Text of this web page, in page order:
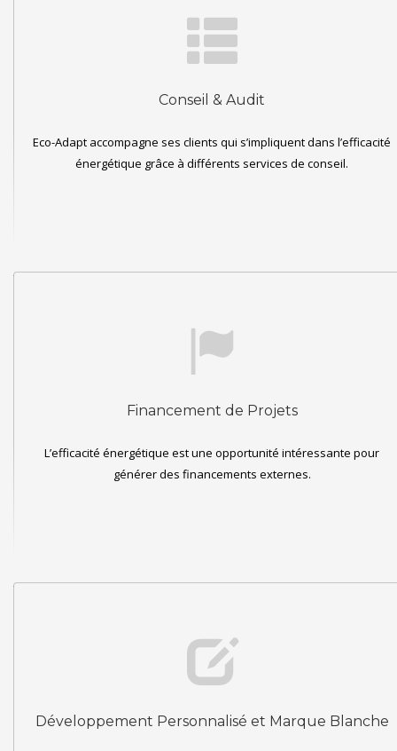
Conseil & Audit
Eco-Adapt accompagne ses clients qui s’impliquent dans l’efficacité
énergétique grâce à différents services de conseil.
Financement de Projets
L’efficacité énergétique est une opportunité intéressante pour
générer des financements externes.
Développement Personnalisé et Marque Blanche